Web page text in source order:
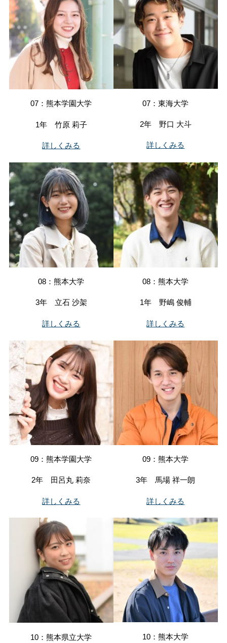
07：熊本学園大学
1年 竹原 莉子
詳しくみる
07：東海大学
2年 野口 大斗
詳しくみる
08：熊本大学
3年 立石 沙架
詳しくみる
08：熊本大学
1年 野嶋 俊輔
詳しくみる
09：熊本学園大学
2年 田呂丸 莉奈
詳しくみる
09：熊本大学
3年 馬場 祥一朗
詳しくみる
10：熊本県立大学 10：熊本大学